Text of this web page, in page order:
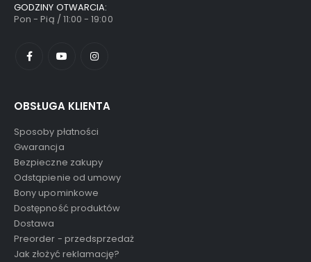
GODZINY OTWARCIA:
Pon - Pią / 11:00 - 19:00
OBSŁUGA KLIENTA
Sposoby płatności
Gwarancja
Bezpieczne zakupy
Odstąpienie od umowy
Bony upominkowe
Dostępność produktów
Dostawa
Preorder - przedsprzedaż
Jak złożyć reklamację?